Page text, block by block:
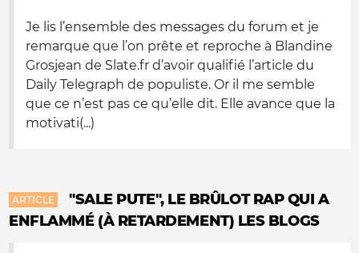
Je lis l’ensemble des messages du forum et je
remarque que l’on prête et reproche à Blandine
Grosjean de Slate.fr d’avoir qualifié l’article du
Daily Telegraph de populiste. Or il me semble
que ce n’est pas ce qu’elle dit. Elle avance que la
motivati(...)
ARTICLE
"SALE PUTE", LE BRÛLOT RAP QUI A
ENFLAMMÉ (À RETARDEMENT) LES BLOGS